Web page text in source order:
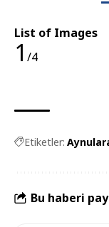
List of Images
1 /4
Etiketler:
Bu haberi